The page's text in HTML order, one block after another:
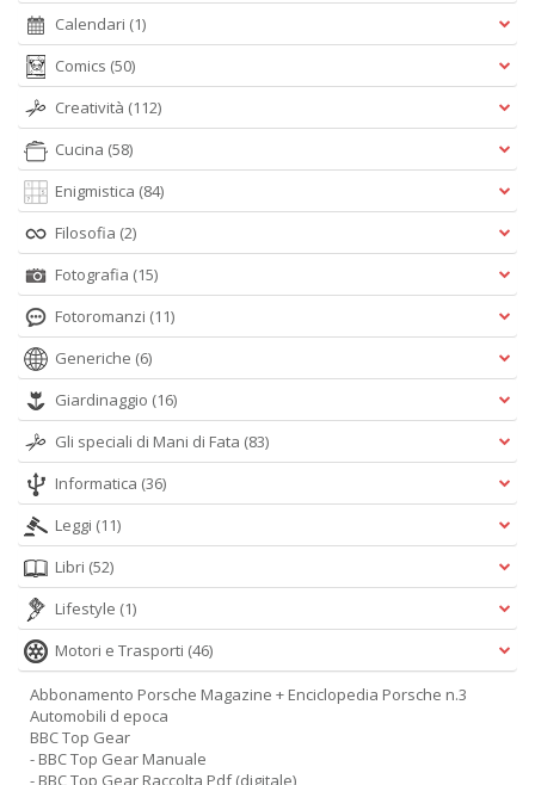
Calendari (1)
Comics (50)
Creatività (112)
Cucina (58)
Enigmistica (84)
Filosofia (2)
Fotografia (15)
Fotoromanzi (11)
Generiche (6)
Giardinaggio (16)
Gli speciali di Mani di Fata (83)
Informatica (36)
Leggi (11)
Libri (52)
Lifestyle (1)
Motori e Trasporti (46)
Abbonamento Porsche Magazine + Enciclopedia Porsche n.3
Automobili d epoca
BBC Top Gear
- BBC Top Gear Manuale
- BBC Top Gear Raccolta Pdf (digitale)